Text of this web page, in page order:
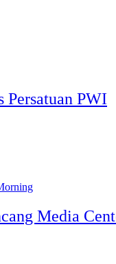
PWI
Media